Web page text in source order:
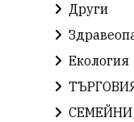
земеделие
Иновации
Археология
Други
Екология